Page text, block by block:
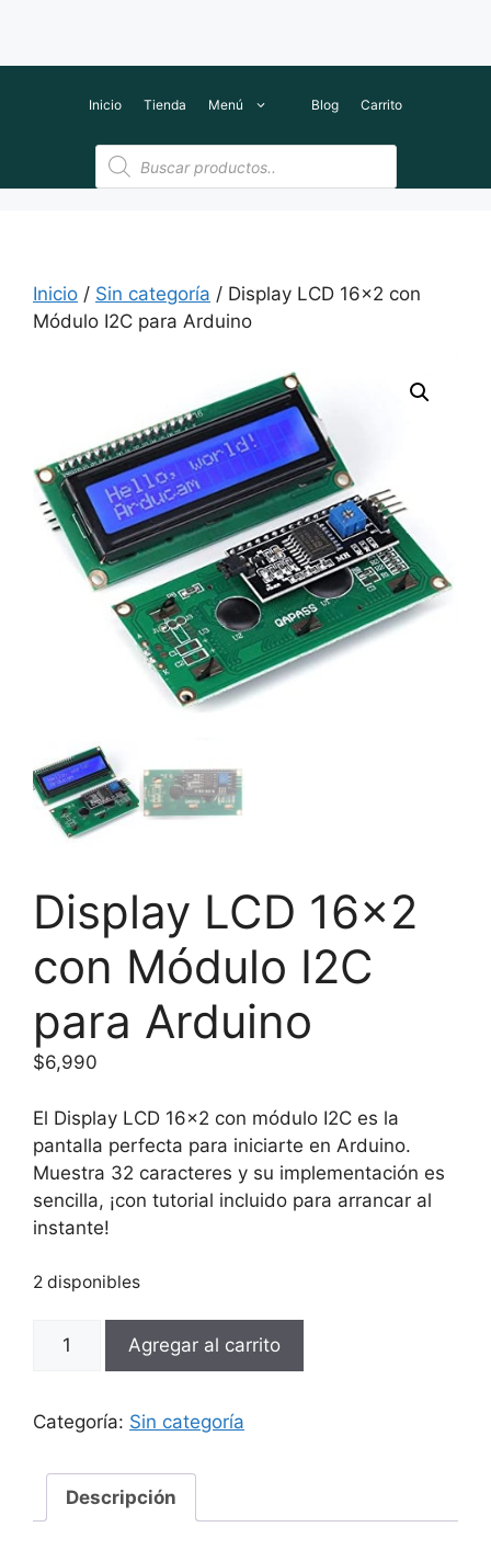
Inicio Tienda Menú Blog Carrito
Búsqueda
de
productos
Inicio / Sin categoría / Display LCD 16×2 con
Módulo I2C para Arduino
Display LCD 16×2
con Módulo I2C
para Arduino
$6,990
El Display LCD 16×2 con módulo I2C es la
pantalla perfecta para iniciarte en Arduino.
Muestra 32 caracteres y su implementación es
sencilla, ¡con tutorial incluido para arrancar al
instante!
2 disponibles
Display
con
I2C
para
Arduino
Agregar al carrito
Categoría: Sin categoría
Descripción